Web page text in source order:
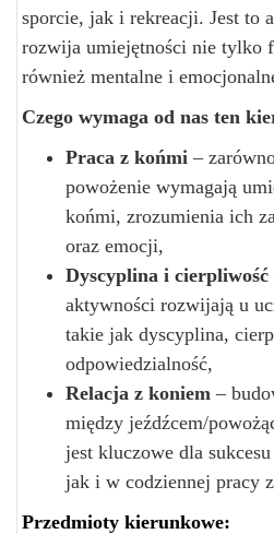
sporcie, jak i rekreacji. Jest to
rozwija umiejętności nie tylko
również mentalne i
Czego wymaga od nas ten
Praca z końmi –
powożenie wymagają
końmi, zrozumienia ich
oraz emocji,
Dyscyplina i cierpliwość
aktywności rozwijają u
takie jak dyscyplina,
odpowiedzialność,
Relacja z koniem –
między jeźdźcem/
jest kluczowe dla
jak i w codziennej pracy
Przedmioty kierunkowe: